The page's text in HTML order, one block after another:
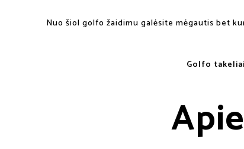
Nuo šiol golfo žaidimu galėsite mėgautis bet
Golfo